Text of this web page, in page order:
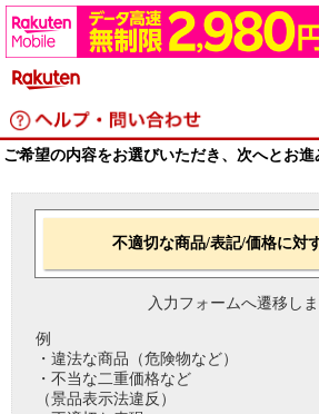
ご希望の内容をお選びいただき、次へとお進
不適切な商品/表記/価格に対
入力フォームへ遷移しま
例
・違法な商品（危険物など）
・不当な二重価格など
（景品表示法違反）